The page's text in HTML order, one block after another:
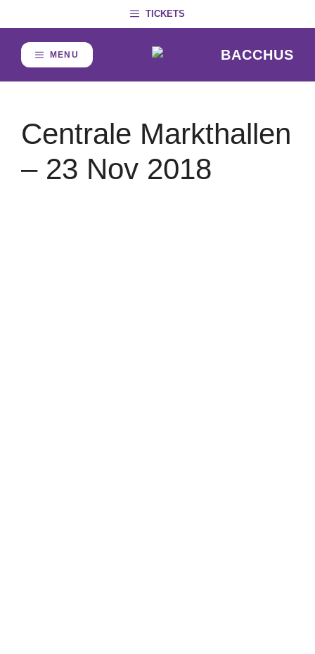
to
content
TICKETS
BACCHUS
MENU
Centrale Markthallen
– 23 Nov 2018